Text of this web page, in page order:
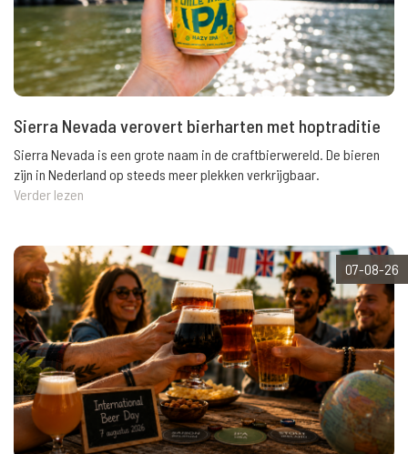
Sierra Nevada verovert bierharten met hoptraditie
Sierra Nevada is een grote naam in de craftbierwereld. De bieren
zijn in Nederland op steeds meer plekken verkrijgbaar.
Verder lezen
07-08-26